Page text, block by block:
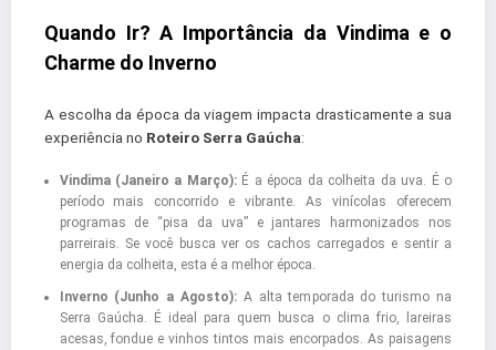
Quando Ir? A Importância da Vindima e o
Charme do Inverno
A escolha da época da viagem impacta drasticamente a sua
experiência no Roteiro Serra Gaúcha:
Vindima (Janeiro a Março):É a época da colheita da uva. É o
período mais concorrido e vibrante. As vinícolas oferecem
programas de “pisa da uva” e jantares harmonizados nos
parreirais. Se você busca ver os cachos carregados e sentir a
energia da colheita, esta é a melhor época.
Inverno (Junho a Agosto): A alta temporada do turismo na
Serra Gaúcha. É ideal para quem busca o clima frio, lareiras
acesas, fondue e vinhos tintos mais encorpados. As paisagens